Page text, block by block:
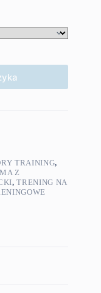
TRAINING,
Z
,TRENING NA